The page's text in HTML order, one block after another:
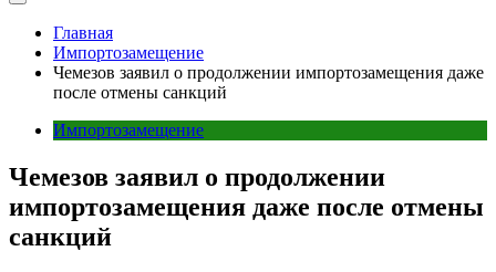
Главная
Импортозамещение
Чемезов заявил о продолжении импортозамещения даже
после отмены санкций
Импортозамещение
Чемезов заявил о продолжении
импортозамещения даже после отмены
санкций